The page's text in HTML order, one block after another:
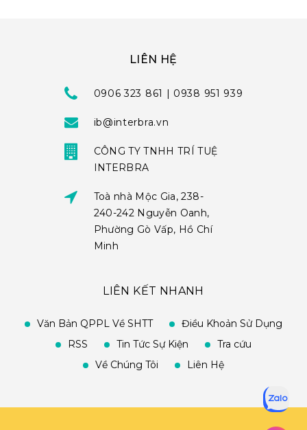
LIÊN HỆ
0906 323 861 | 0938 951 939
ib@interbra.vn
CÔNG TY TNHH TRÍ TUỆ
INTERBRA
Toà nhà Mộc Gia, 238-
240-242 Nguyễn Oanh,
Phường Gò Vấp, Hồ Chí
Minh
LIÊN KẾT NHANH
Văn Bản QPPL Về SHTT
Điều Khoản Sử Dụng
RSS
Tin Tức Sự Kiện
Tra cứu
Về Chúng Tôi
Liên Hệ